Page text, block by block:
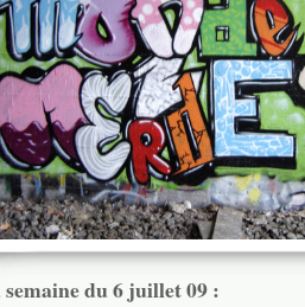
du 6 juillet 09 :